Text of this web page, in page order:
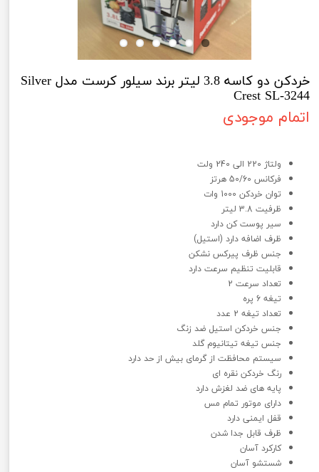
خردکن دو کاسه 3.8 لیتر برند سیلور کرست مدل Silver
Crest SL-3244
اتمام موجودی
ولتاژ 220 الی 240 ولت
فرکانس 50/60 هرتز
توان خردکن 1000 وات
ظرفیت 3.8 لیتر
سیر پوست کن دارد
ظرف اضافه دارد (استیل)
جنس ظرف پیرکس نشکن
قابلیت تنظیم سرعت دارد
تعداد سرعت 2
تیغه 6 پره
تعداد تیغه 2 عدد
جنس خردکن استیل ضد زنگ
جنس تیغه تیتانیوم گلد
سیستم محافظت از گرمای بیش از حد دارد
رنگ خردکن نقره ای
پایه های ضد لغزش دارد
دارای موتور تمام مس
قفل ایمنی دارد
ظرف قابل جدا شدن
کارکرد آسان
شستشو آسان